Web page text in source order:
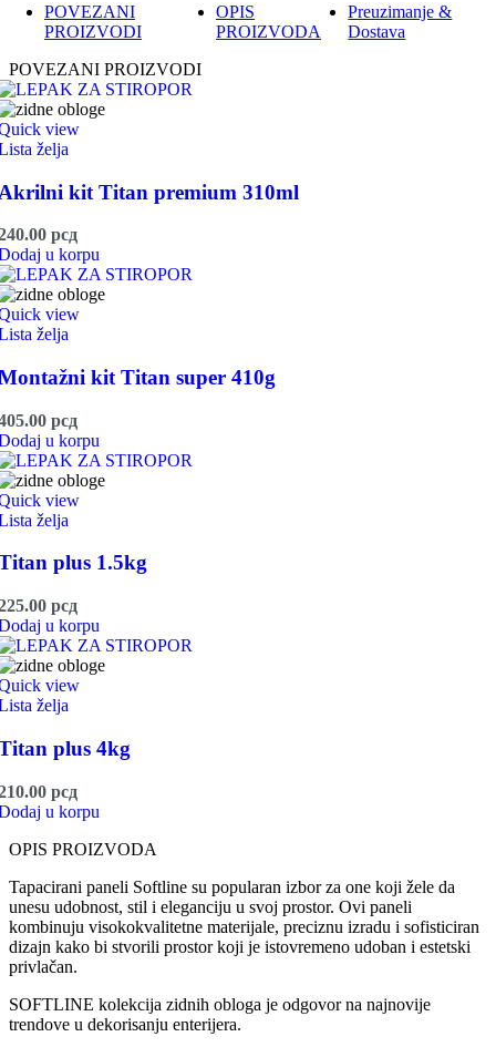
POVEZANI
PROIZVODI
OPIS
PROIZVODA
Preuzimanje &
Dostava
POVEZANI PROIZVODI
view
želja
kit Titan premium 310ml
рсд
u korpu
view
želja
kit Titan super 410g
рсд
u korpu
view
želja
plus 1.5kg
рсд
u korpu
view
želja
plus 4kg
рсд
u korpu
OPIS PROIZVODA
Tapacirani paneli Softline su popularan izbor za one koji žele da
unesu udobnost, stil i eleganciju u svoj prostor. Ovi paneli
kombinuju visokokvalitetne materijale, preciznu izradu i sofisticiran
dizajn kako bi stvorili prostor koji je istovremeno udoban i estetski
privlačan.
SOFTLINE kolekcija zidnih obloga je odgovor na najnovije
trendove u dekorisanju enterijera.